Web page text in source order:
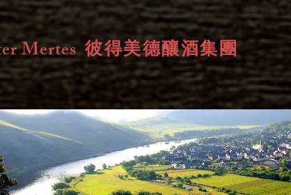
Mertes 彼得美德釀酒集團